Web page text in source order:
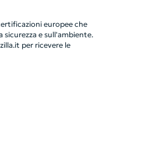
europee che
e sull'ambiente.
per ricevere le